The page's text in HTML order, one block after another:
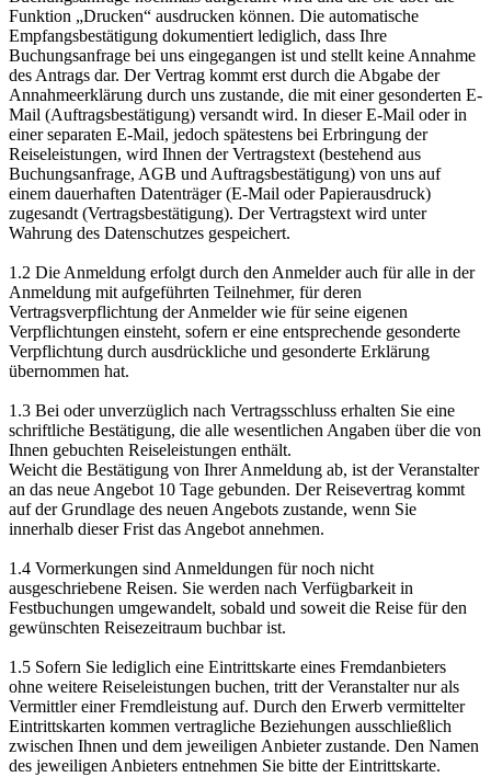
Funktion „Drucken“ ausdrucken können. Die automatische
Empfangsbestätigung dokumentiert lediglich, dass Ihre
Buchungsanfrage bei uns eingegangen ist und stellt keine Annahme
des Antrags dar. Der Vertrag kommt erst durch die Abgabe der
Annahmeerklärung durch uns zustande, die mit einer gesonderten E-
Mail (Auftragsbestätigung) versandt wird. In dieser E-Mail oder in
einer separaten E-Mail, jedoch spätestens bei Erbringung der
Reiseleistungen, wird Ihnen der Vertragstext (bestehend aus
Buchungsanfrage, AGB und Auftragsbestätigung) von uns auf
einem dauerhaften Datenträger (E-Mail oder Papierausdruck)
zugesandt (Vertragsbestätigung). Der Vertragstext wird unter
Wahrung des Datenschutzes gespeichert.
1.2 Die Anmeldung erfolgt durch den Anmelder auch für alle in der
Anmeldung mit aufgeführten Teilnehmer, für deren
Vertragsverpflichtung der Anmelder wie für seine eigenen
Verpflichtungen einsteht, sofern er eine entsprechende gesonderte
Verpflichtung durch ausdrückliche und gesonderte Erklärung
übernommen hat.
1.3 Bei oder unverzüglich nach Vertragsschluss erhalten Sie eine
schriftliche Bestätigung, die alle wesentlichen Angaben über die von
Ihnen gebuchten Reiseleistungen enthält.
Weicht die Bestätigung von Ihrer Anmeldung ab, ist der Veranstalter
an das neue Angebot 10 Tage gebunden. Der Reisevertrag kommt
auf der Grundlage des neuen Angebots zustande, wenn Sie
innerhalb dieser Frist das Angebot annehmen.
1.4 Vormerkungen sind Anmeldungen für noch nicht
ausgeschriebene Reisen. Sie werden nach Verfügbarkeit in
Festbuchungen umgewandelt, sobald und soweit die Reise für den
gewünschten Reisezeitraum buchbar ist.
1.5 Sofern Sie lediglich eine Eintrittskarte eines Fremdanbieters
ohne weitere Reiseleistungen buchen, tritt der Veranstalter nur als
Vermittler einer Fremdleistung auf. Durch den Erwerb vermittelter
Eintrittskarten kommen vertragliche Beziehungen ausschließlich
zwischen Ihnen und dem jeweiligen Anbieter zustande. Den Namen
des jeweiligen Anbieters entnehmen Sie bitte der Eintrittskarte.